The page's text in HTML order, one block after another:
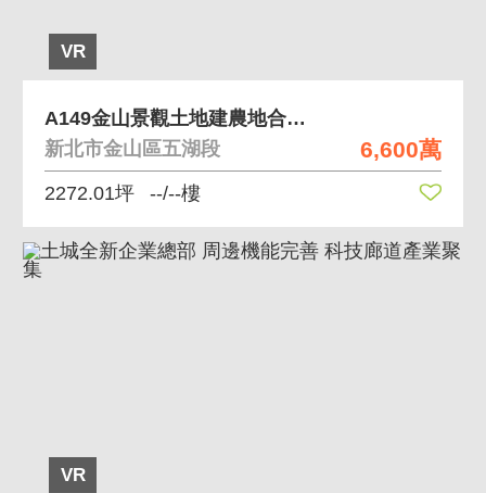
VR
6,600萬
A149金山景觀土地建農地合併出售完整土地潛力佳
新北市金山區五湖段
2272.01坪 --/--樓
VR